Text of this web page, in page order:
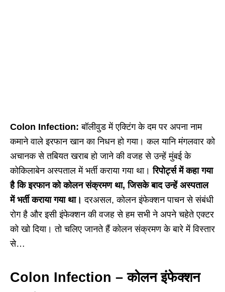
Colon Infection:बॉलीवुड में एक्टिंग के दम पर अपना नाम
कमाने वाले इरफान खान का निधन हो गया। कल यानि मंगलवार को
अचानक से तबियत खराब हो जाने की वजह से उन्हें मुंबई के
कोकिलाबेन अस्पताल में भर्ती कराया गया था।रिपोर्ट्स में कहा गया
है कि इरफान को कोलन संक्रमण था, जिसके बाद उन्हें अस्पताल
में भर्ती कराया गया था। दरअसल, कोलन इंफेक्शन पाचन से संबंधी
रोग है और इसी इंफेक्शन की वजह से हम सभी ने अपने चहेते एक्टर
को खो दिया। तो चलिए जानते हैं कोलन संक्रमण के बारे में विस्तार
से…
Colon Infection – कोलन इंफेक्शन